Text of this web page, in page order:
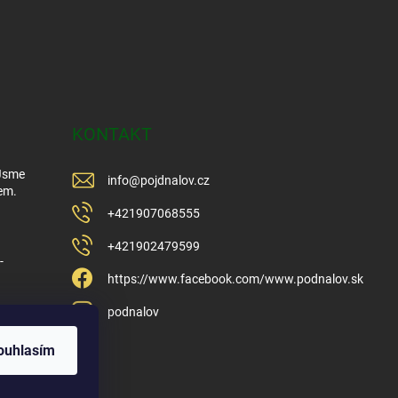
KONTAKT
info@pojdnalov.cz
+421907068555
+421902479599
https://www.facebook.com/www.podnalov.sk
podnalov